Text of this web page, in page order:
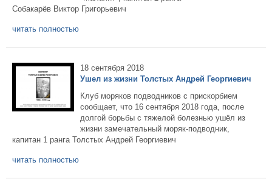
Собакарёв Виктор Григорьевич
читать полностью
18 сентября 2018
Ушел из жизни Толстых Андрей Георгиевич
Клуб моряков подводников с прискорбием
сообщает, что 16 сентября 2018 года, после
долгой борьбы с тяжелой болезнью ушёл из
жизни замечательный моряк-подводник,
капитан 1 ранга Толстых Андрей Георгиевич
читать полностью